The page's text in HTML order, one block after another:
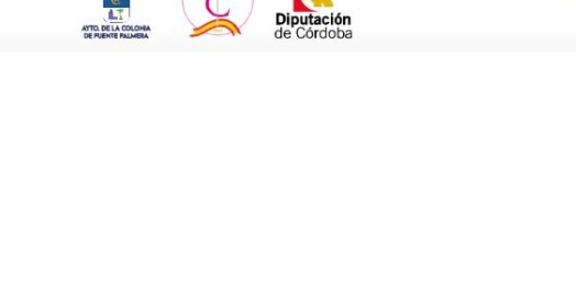
pasado, porque la asociación ha
edición anterior.
al acuerdo de mejorar algunos
por los stands, que será de un 20%.
darle más publicidad a la feria. De
en el pabellón más del doble.
me consta que en otras ferias de